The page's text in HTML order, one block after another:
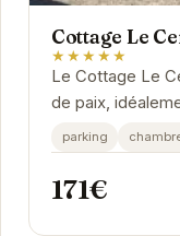
Cottage Le
★★★★★
Le Cottage Le
de paix,
Saint-Aubin-sur-
parking
171€